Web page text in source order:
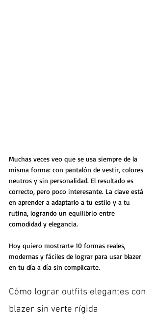
Muchas veces veo que se usa siempre de la
misma forma: con pantalón de vestir, colores
neutros y sin personalidad. El resultado es
correcto, pero poco interesante. La clave está
en aprender a adaptarlo a tu estilo y a tu
rutina, logrando un equilibrio entre
comodidad y elegancia.
Hoy quiero mostrarte 10 formas reales,
modernas y fáciles de lograr para usar blazer
en tu día a día sin complicarte.
Cómo lograr outfits elegantes con
blazer sin verte rígida